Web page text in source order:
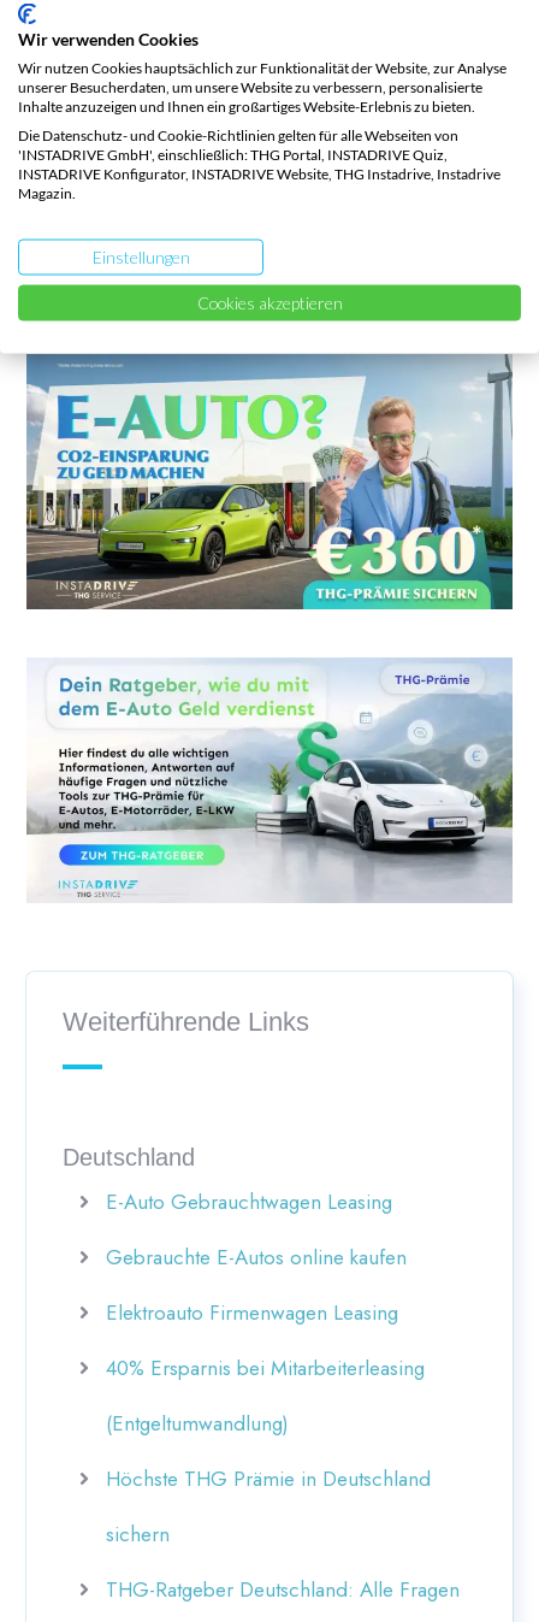
E-Mail-Adresse eingeben, Fahrzeugschein
hochladen, Prämie kassieren. Dauert nur Sekunden.
Gilt für alle E-Autos, E-Motorräder, E-Lkw, E-Busse
INSTADRIVE.
Weiterführende Links
Deutschland
E-Auto Gebrauchtwagen Leasing
Gebrauchte E-Autos online kaufen
Elektroauto Firmenwagen Leasing
40% Ersparnis bei Mitarbeiterleasing
(Entgeltumwandlung)
Höchste THG Prämie in Deutschland
sichern
THG-Ratgeber Deutschland: Alle Fragen
Wir verwenden Cookies
Wir nutzen Cookies hauptsächlich zur Funktionalität der Website, zur Analyse
unserer Besucherdaten, um unsere Website zu verbessern, personalisierte
Inhalte anzuzeigen und Ihnen ein großartiges Website-Erlebnis zu bieten.
Die Datenschutz- und Cookie-Richtlinien gelten für alle Webseiten von
'INSTADRIVE GmbH', einschließlich: THG Portal, INSTADRIVE Quiz,
INSTADRIVE Konfigurator, INSTADRIVE Website, THG Instadrive, Instadrive
Magazin.
Einstellungen
Cookies akzeptieren